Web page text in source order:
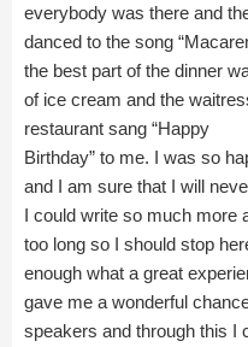
everybody was there and
danced to the song
the best part of the dinner
of ice cream and the
restaurant sang “Happy
Birthday” to me. I was so
and I am sure that I will
I could write so much more
too long so I should stop
enough what a great
gave me a wonderful
speakers and through this I